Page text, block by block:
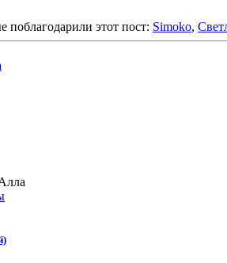
поблагодарили этот пост: Simoko,